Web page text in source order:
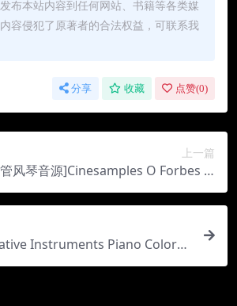
布本站内容到任何网站、书籍等各类媒
容侵犯了原著者的合法权益，可联系我
分享 收藏 点赞(0)
上一篇
风琴音源]Cinesamples O Forbes Pi
pe Organ [KONTAKT]（11.95Gb）
Instruments Piano Colors
26.48Gb）